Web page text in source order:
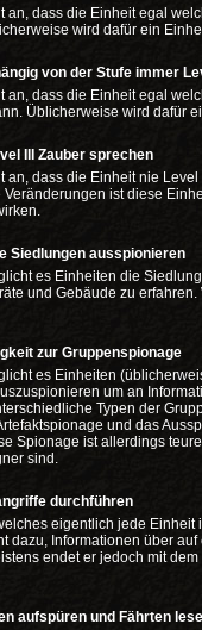
an, dass die Einheit egal
wird dafür ein
von der Stufe immer
an, dass die Einheit egal
Üblicherweise wird dafür
III Zauber sprechen
an, dass die Einheit nie
ist diese
Siedlungen ausspionieren
es Einheiten die
und Gebäude zu
zur Gruppenspionage
es Einheiten
um an
Typen der
und das
Spionage ist allerdings
sind.
durchführen
eigentlich jede
dazu, Informationen über
endet er jedoch mit
aufspüren und Fährten